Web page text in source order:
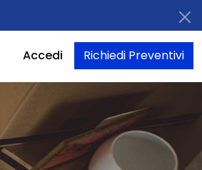
Accedi Richiedi Preventivi